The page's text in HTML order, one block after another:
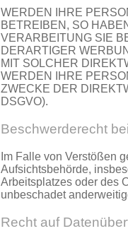
WERDEN IHRE
BETREIBEN, SO
VERARBEITUNG SIE
DERARTIGER
MIT SOLCHER
WERDEN IHRE
ZWECKE DER
DSGVO).
Beschwerde­recht
Im Falle von Verstößen
Aufsichtsbehörde,
Arbeitsplatzes oder des
unbeschadet
Recht auf